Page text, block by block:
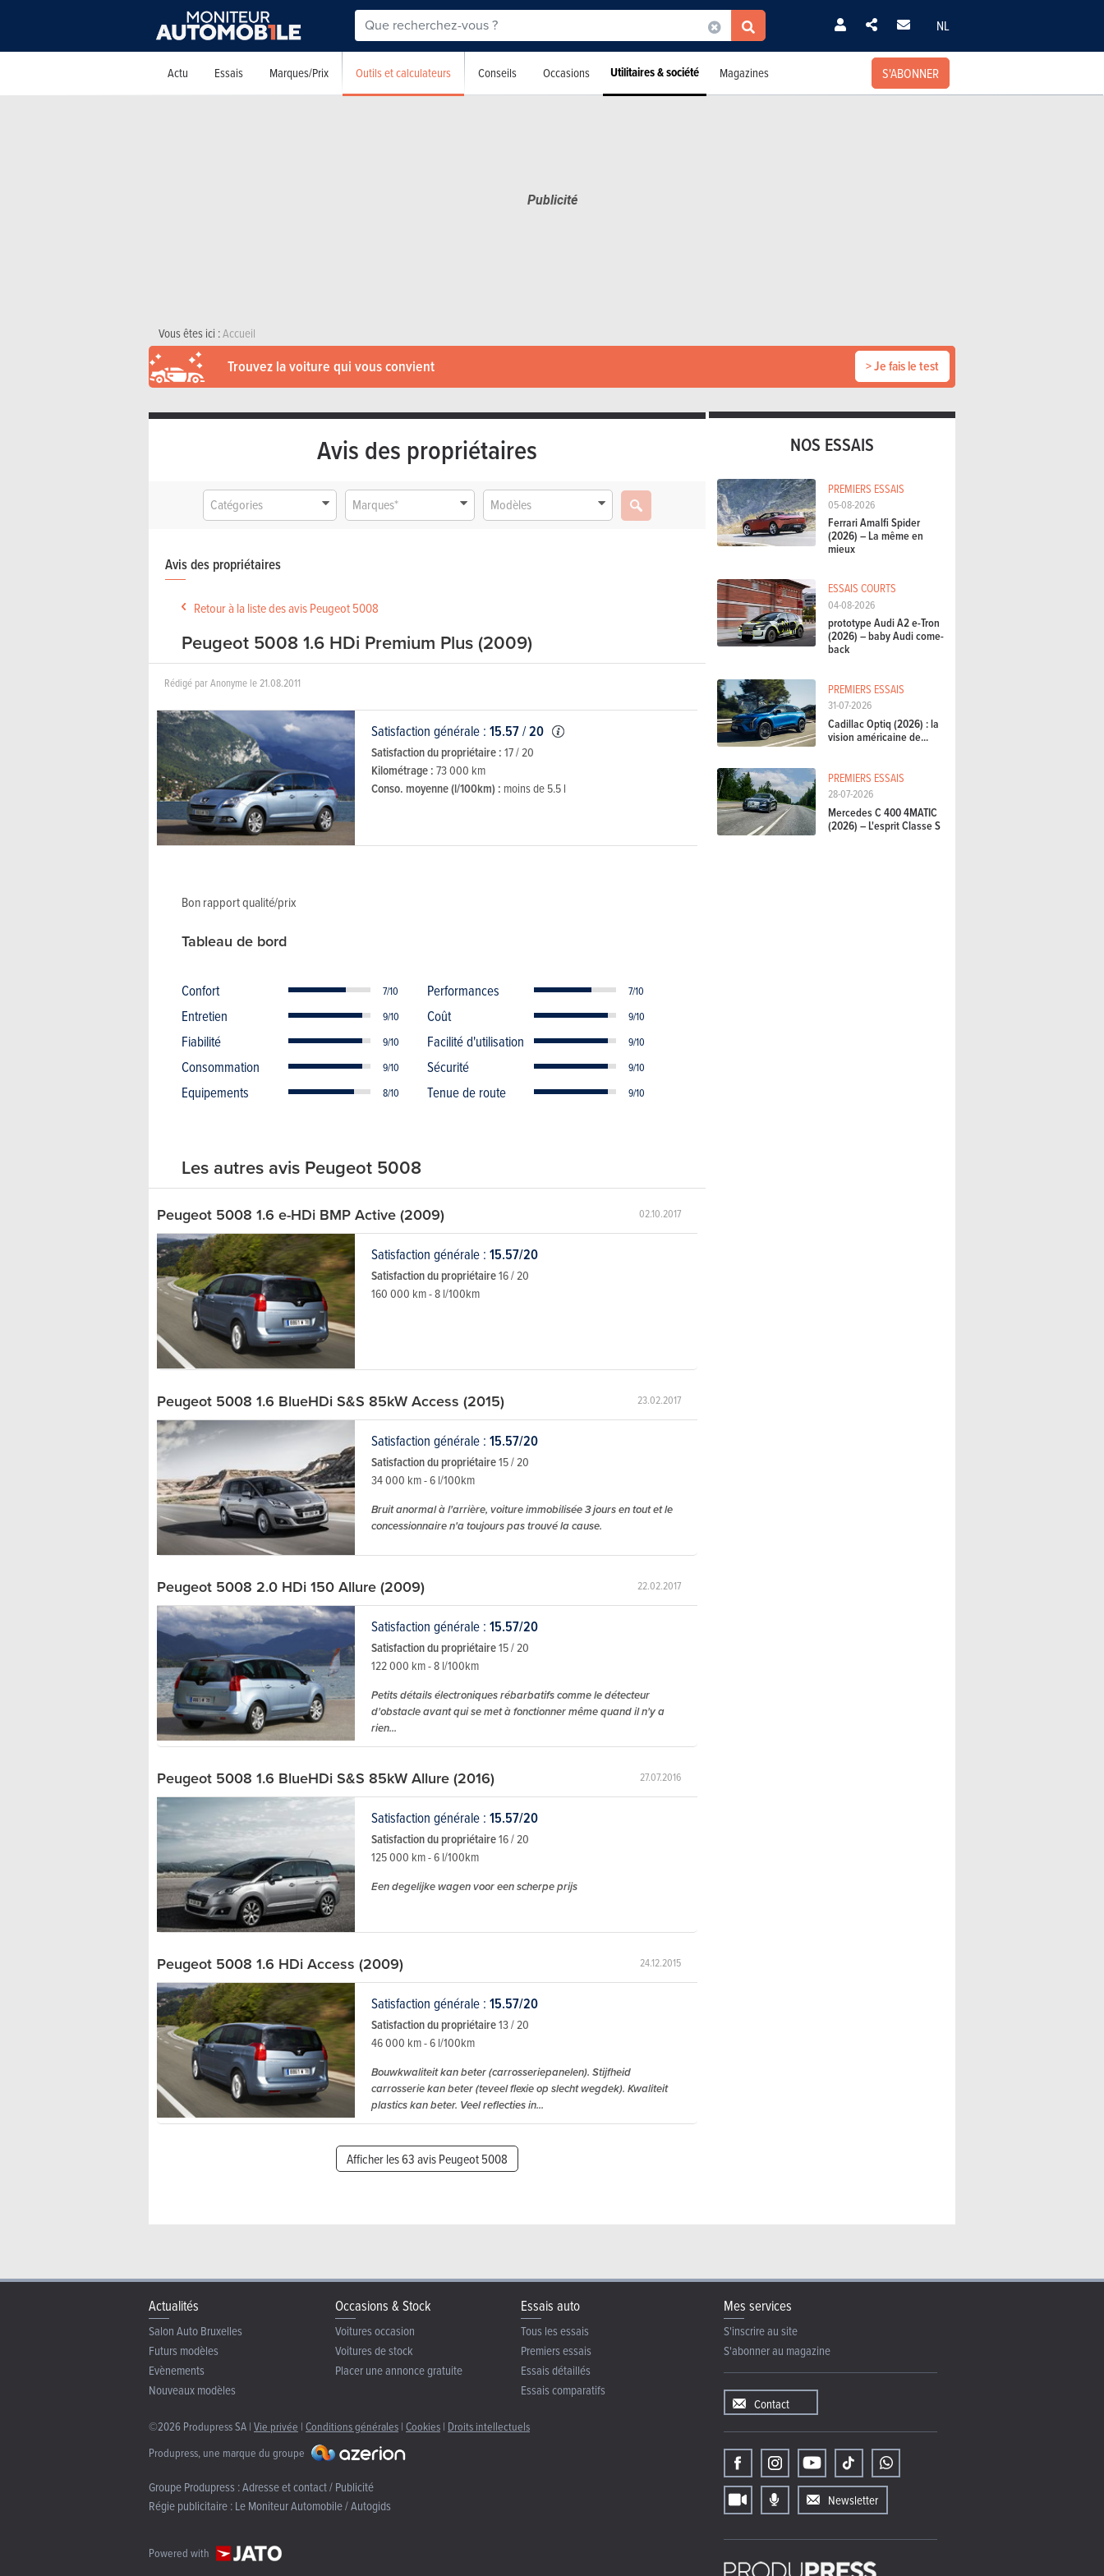
NL
Actu Essais Marques/Prix Outils et calculateurs Conseils Occasions Utilitaires & société Magazines S'ABONNER
Vous êtes ici :Accueil
Trouvez la voiture qui vous convient > Je fais le test
Avis des propriétaires
Catégories Marques* Modèles
Avis des propriétaires
Retour à la liste des avis Peugeot 5008
Peugeot 5008 1.6 HDi Premium Plus (2009)
Rédigé parAnonyme le21.08.2011
Satisfaction générale : 15.57/20
Satisfaction du propriétaire :17 / 20
Kilométrage :73 000 km
Conso. moyenne (l/100km) : moins de 5.5 l
Bon rapport qualité/prix
Tableau de bord
Confort 7/10 Performances 7/10
Entretien 9/10 Coût 9/10
Fiabilité 9/10 Facilité d'utilisation 9/10
Consommation 9/10 Sécurité 9/10
Equipements 8/10 Tenue de route 9/10
Les autres avis Peugeot 5008
02.10.2017
Peugeot 5008 1.6 e-HDi BMP Active (2009)
Satisfaction générale : 15.57/20
Satisfaction du propriétaire16 / 20
160 000 km - 8 l/100km
23.02.2017
Peugeot 5008 1.6 BlueHDi S&S 85kW Access (2015)
Satisfaction générale : 15.57/20
Satisfaction du propriétaire15 / 20
34 000 km - 6 l/100km
Bruit anormal à l'arrière, voiture immobilisée 3 jours en tout et le
concessionnaire n'a toujours pas trouvé la cause.
22.02.2017
Peugeot 5008 2.0 HDi 150 Allure (2009)
Satisfaction générale : 15.57/20
Satisfaction du propriétaire15 / 20
122 000 km - 8 l/100km
Petits détails électroniques rébarbatifs comme le détecteur
d'obstacle avant qui se met à fonctionner même quand il n'y a
rien...
27.07.2016
Peugeot 5008 1.6 BlueHDi S&S 85kW Allure (2016)
Satisfaction générale : 15.57/20
Satisfaction du propriétaire16 / 20
125 000 km - 6 l/100km
Een degelijke wagen voor een scherpe prijs
24.12.2015
Peugeot 5008 1.6 HDi Access (2009)
Satisfaction générale : 15.57/20
Satisfaction du propriétaire13 / 20
46 000 km - 6 l/100km
Bouwkwaliteit kan beter (carrosseriepanelen). Stijfheid
carrosserie kan beter (teveel flexie op slecht wegdek). Kwaliteit
plastics kan beter. Veel reflecties in...
Afficher les 63 avis Peugeot 5008
NOS ESSAIS
PREMIERS ESSAIS
05-08-2026
Ferrari Amalfi Spider
(2026) – La même en
mieux
ESSAIS COURTS
04-08-2026
prototype Audi A2 e-Tron
(2026) – baby Audi come-
back
PREMIERS ESSAIS
31-07-2026
Cadillac Optiq (2026) : la
vision américaine de...
PREMIERS ESSAIS
28-07-2026
Mercedes C 400 4MATIC
(2026) – L'esprit Classe S
Actualités
Salon Auto Bruxelles
Futurs modèles
Evènements
Nouveaux modèles
Occasions & Stock
Voitures occasion
Voitures de stock
Placer une annonce gratuite
Essais auto
Tous les essais
Premiers essais
Essais détaillés
Essais comparatifs
©2026 Produpress SA | Vie privée | Conditions générales | Cookies | Droits intellectuels
Produpress, une marque du groupe
Groupe Produpress :Adresse et contact / Publicité
Régie publicitaire :Le Moniteur Automobile / Autogids
Powered with
Mes services
S'inscrire au site
S'abonner au magazine
Contact
Newsletter